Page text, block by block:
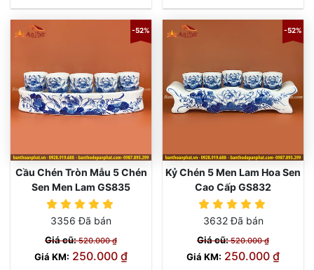
-52%
Cầu Chén Tròn Mẫu 5 Chén
Sen Men Lam GS835
3356 Đã bán
Giá cũ:520.000 ₫
Giá KM: 250.000 ₫
-52%
Kỷ Chén 5 Men Lam Hoa Sen
Cao Cấp GS832
3632 Đã bán
Giá cũ:520.000 ₫
Giá KM: 250.000 ₫